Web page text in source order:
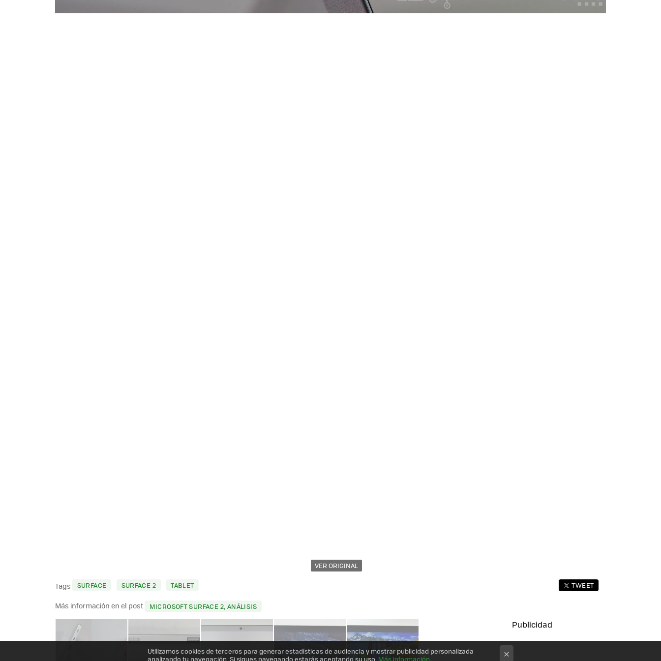
VER ORIGINAL
TWEET
Tags SURFACE SURFACE 2 TABLET
Más información en el post MICROSOFT SURFACE 2, ANÁLISIS
Utilizamos cookies de terceros para generar estadísticas de audiencia y mostrar publicidad personalizada
analizando tu navegación. Si sigues navegando estarás aceptando su uso. Más información